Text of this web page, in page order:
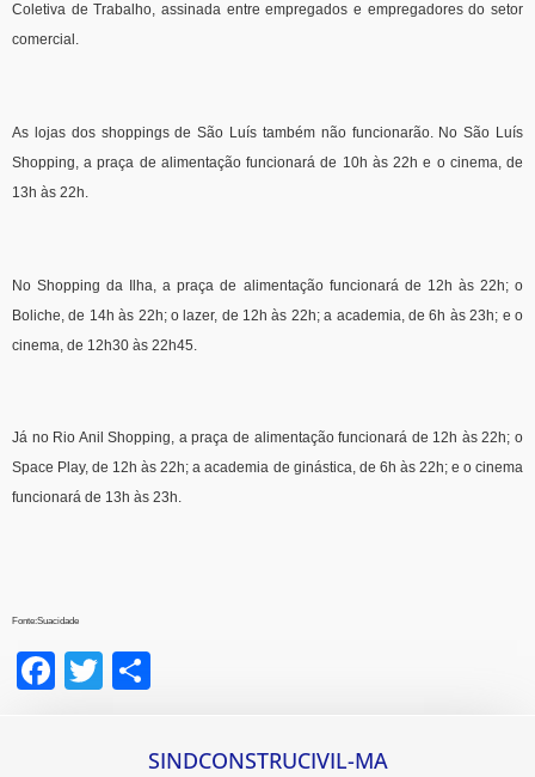
Coletiva de Trabalho, assinada entre empregados e empregadores do setor
comercial.
As lojas dos shoppings de São Luís também não funcionarão. No São Luís
Shopping, a praça de alimentação funcionará de 10h às 22h e o cinema, de
13h às 22h.
No Shopping da Ilha, a praça de alimentação funcionará de 12h às 22h; o
Boliche, de 14h às 22h; o lazer, de 12h às 22h; a academia, de 6h às 23h; e o
cinema, de 12h30 às 22h45.
Já no Rio Anil Shopping, a praça de alimentação funcionará de 12h às 22h; o
Space Play, de 12h às 22h; a academia de ginástica, de 6h às 22h; e o cinema
funcionará de 13h às 23h.
Fonte:Suacidade
Facebook
Twitter
SINDCONSTRUCIVIL-MA